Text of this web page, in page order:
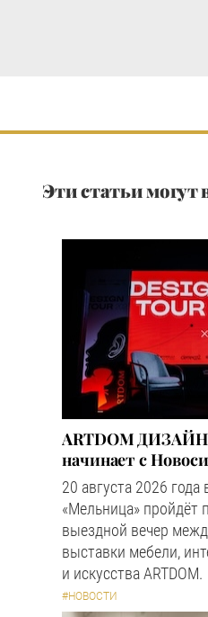
Эти статьи могут
ARTDOM
начинает с
20 августа 2026
«Мельница» пройдёт
выездной вечер
выставки мебели,
и искусства ARTDOM.
#НОВОСТИ